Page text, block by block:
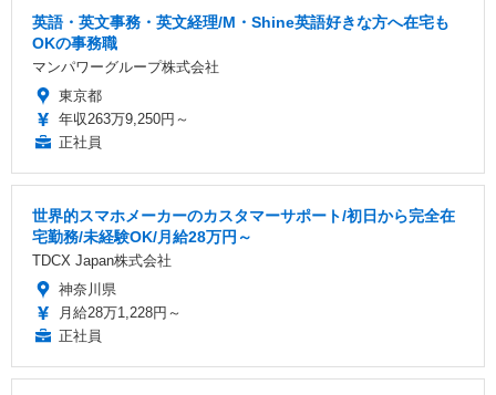
英語・英文事務・英文経理/M・Shine英語好きな方へ在宅も
OKの事務職
マンパワーグループ株式会社
東京都
年収263万9,250円～
正社員
世界的スマホメーカーのカスタマーサポート/初日から完全在
宅勤務/未経験OK/月給28万円～
TDCX Japan株式会社
神奈川県
月給28万1,228円～
正社員